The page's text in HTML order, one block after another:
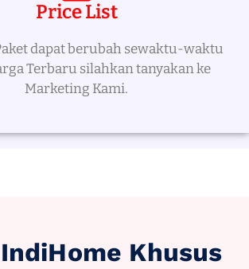
Price List
dapat berubah sewaktu-waktu
Terbaru silahkan tanyakan ke
Marketing Kami.
Khusus